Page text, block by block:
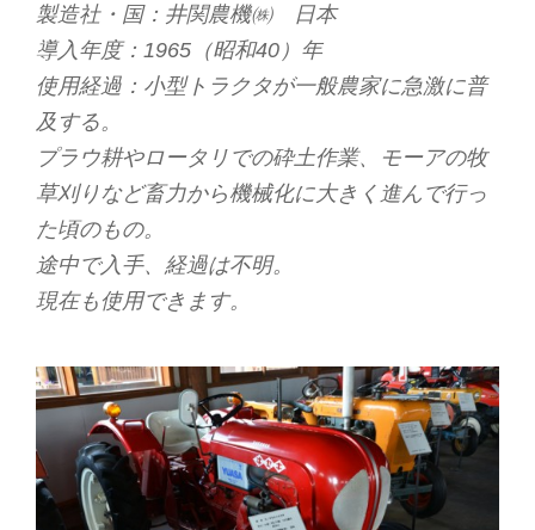
製造社・国：井関農機㈱ 日本
導入年度：1965（昭和40）年
使用経過：小型トラクタが一般農家に急激に普
及する。
プラウ耕やロータリでの砕土作業、モーアの牧
草刈りなど畜力から機械化に大きく進んで行っ
た頃のもの。
途中で入手、経過は不明。
現在も使用できます。